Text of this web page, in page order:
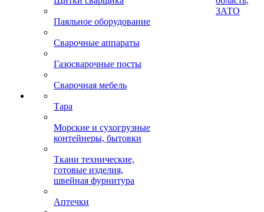
Паяльное оборудование
Сварочные аппараты
Газосварочные посты
Сварочная мебель
Тара
Морские и сухогрузные
контейнеры, бытовки
Ткани технические,
готовые изделия,
швейная фурнитура
Аптечки
ЗАТО